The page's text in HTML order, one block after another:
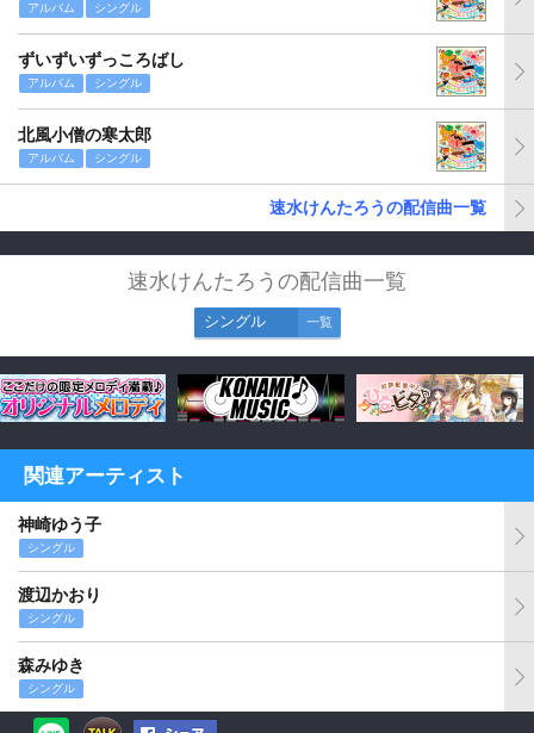
アルバム シングル
ずいずいずっころばし
アルバム シングル
北風小僧の寒太郎
アルバム シングル
速水けんたろうの配信曲一覧
速水けんたろうの配信曲一覧
シングル 一覧
関連アーティスト
神崎ゆう子
シングル
渡辺かおり
シングル
森みゆき
シングル